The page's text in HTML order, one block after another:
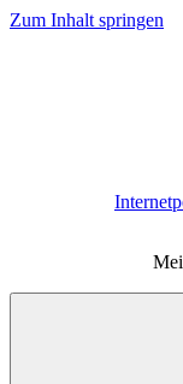
Zum Inhalt springen